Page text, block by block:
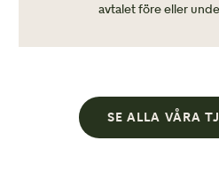
avtalet före eller
SE ALLA VÅRA